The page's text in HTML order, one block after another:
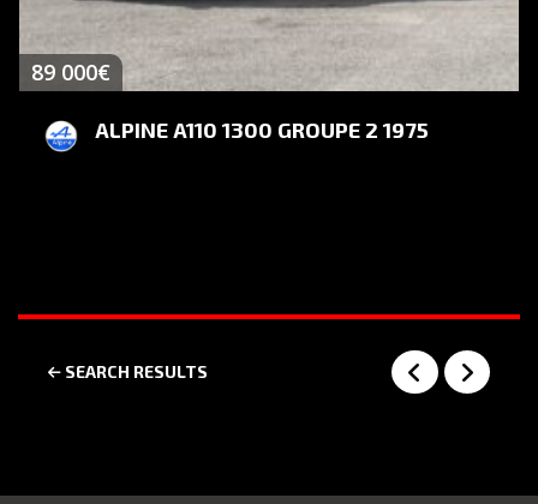
89 000€
ALPINE A110 1300 GROUPE 2 1975
SEARCH RESULTS